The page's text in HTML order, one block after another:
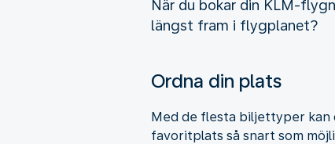
När du bokar din KLM-
längst fram i flygplanet?
Ordna din plats
Med de flesta biljettyper kan
favoritplats så snart som